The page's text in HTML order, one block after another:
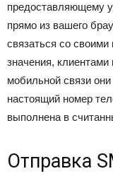
предоставляющему
прямо из вашего
связаться со своими
значения, клиентами
мобильной связи
настоящий номер
выполнена в
Отправка